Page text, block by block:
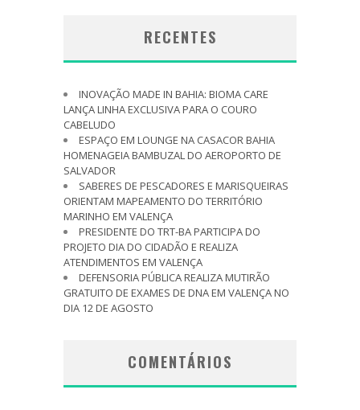
RECENTES
INOVAÇÃO MADE IN BAHIA: BIOMA CARE
LANÇA LINHA EXCLUSIVA PARA O COURO
CABELUDO
ESPAÇO EM LOUNGE NA CASACOR BAHIA
HOMENAGEIA BAMBUZAL DO AEROPORTO DE
SALVADOR
SABERES DE PESCADORES E MARISQUEIRAS
ORIENTAM MAPEAMENTO DO TERRITÓRIO
MARINHO EM VALENÇA
PRESIDENTE DO TRT-BA PARTICIPA DO
PROJETO DIA DO CIDADÃO E REALIZA
ATENDIMENTOS EM VALENÇA
DEFENSORIA PÚBLICA REALIZA MUTIRÃO
GRATUITO DE EXAMES DE DNA EM VALENÇA NO
DIA 12 DE AGOSTO
COMENTÁRIOS